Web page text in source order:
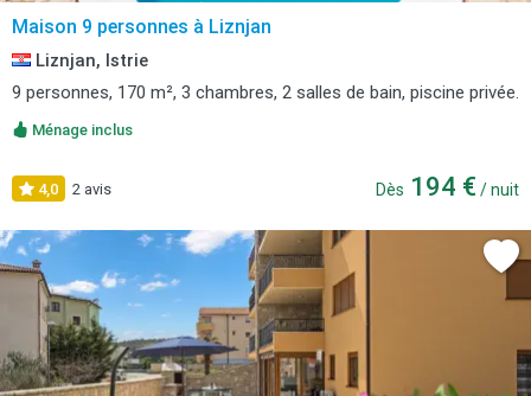
Maison 9 personnes à Liznjan
Liznjan, Istrie
9 personnes, 170 m², 3 chambres, 2 salles de bain, piscine privée.
Ménage inclus
4,0 2 avis Dès 194 € / nuit